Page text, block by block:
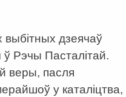
дзеячаў
ў Рэчы Пасталітай.
веры, пасля
у каталіцтва,